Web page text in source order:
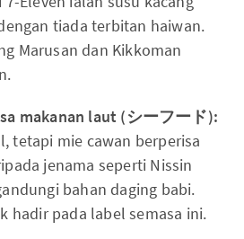
tiada terbitan haiwan.
Marusan dan Kikkoman
makanan laut (シーフード):
tetapi mie cawan berperisa
jenama seperti Nissin
bahan daging babi.
hadir pada label semasa ini.